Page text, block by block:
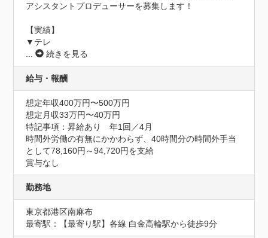
アシスタントプロデューサーを募集します！
【実績】
▼テレ
...
続きを見る
給与・報酬
想定年収400万円〜500万円
想定月収33万円〜40万円
特記事項：昇給あり　年1回／4月
時間外労働の有無にかかわらず、40時間分の時間外手当
として78,160円～94,720円を支給
賞与なし
勤務地
東京都港区南麻布
最寄駅：【最寄り駅】各線 白金高輪駅から徒歩9分